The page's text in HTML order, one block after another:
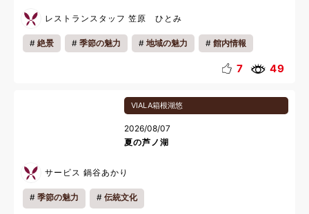
レストランスタッフ 笠原 ひとみ
絶景 季節の魅力 地域の魅力 館内情報
お知らせ
雨の日 夏休み
7 49
VIALA箱根湖悠
2026/08/07
夏の芦ノ湖
サービス 鍋谷あかり
季節の魅力 伝統文化